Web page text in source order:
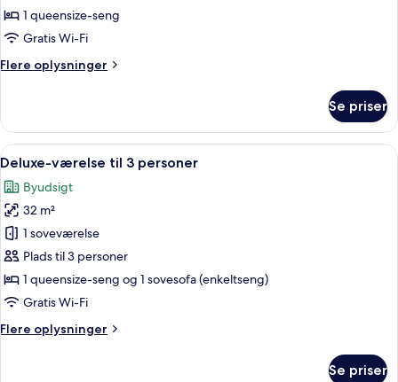
1 queensize-seng
Gratis Wi-Fi
Flere oplysninger
Flere
Se priser
Indlæs
alle
billeder
af
Deluxe-
værelse
til
3
Et hotelværelse med et træskab, en
13
Deluxe-værelse til 3 personer
Byudsigt
32 m²
1 soveværelse
Plads til 3 personer
1 queensize-seng og 1 sovesofa (enkeltseng)
Gratis Wi-Fi
Flere oplysninger
Flere
Se priser